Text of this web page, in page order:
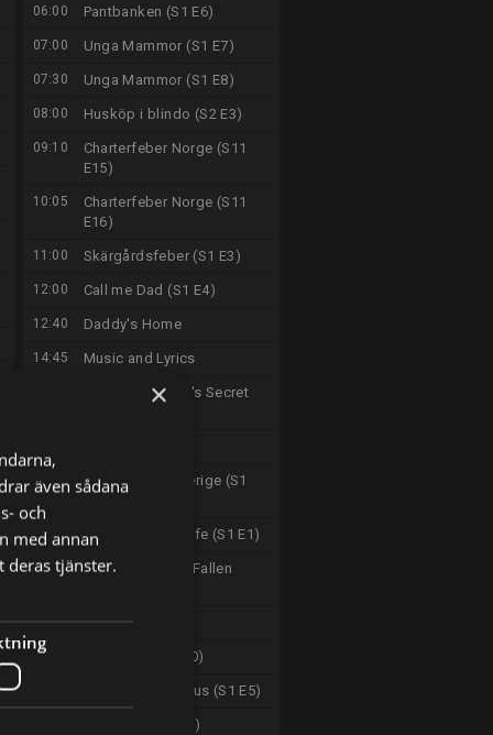
06:00 Pantbanken (S1 E6)
07:00 Unga Mammor (S1 E7)
07:30 Unga Mammor (S1 E8)
08:00 Husköp i blindo (S2 E3)
09:10
Charterfeber Norge (S11
E15)
10:05
Charterfeber Norge (S11
E16)
11:00 Skärgårdsfeber (S1 E3)
12:00 Call me Dad (S1 E4)
12:40 Daddy's Home
14:45 Music and Lyrics
Gordon Ramsay's Secret
19:00
Charterfeber Sverige (S1
20:00 The Miniature Wife (S1 E1)
21:00
Jurassic World: Fallen
23:30 Partisan (S2 E3)
00:40 MindGap (S1 E10)
S:t Görans sjukhus (S1 E5)
Outlander (S2 E7)
×
även sådana
och
med annan
tjänster.